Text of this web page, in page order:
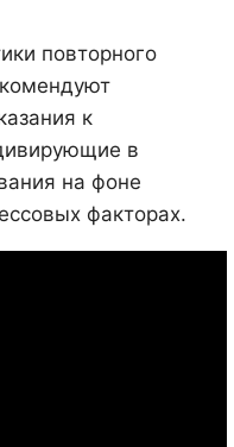
повторного
к
в
на фоне
факторах.